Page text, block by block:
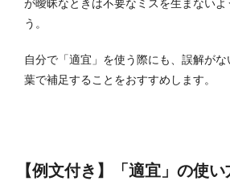
が曖昧なときは不要なミスを生まないよ
う。
自分で「適宜」を使う際にも、誤解が
葉で補足することをおすすめします。
【例文付き】「適宜」の使い